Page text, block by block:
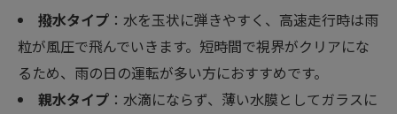
撥水タイプ：水を玉状に弾きやすく、高速走行時は雨
粒が風圧で飛んでいきます。短時間で視界がクリアにな
るため、雨の日の運転が多い方におすすめです。
親水タイプ：水滴にならず、薄い水膜としてガラスに